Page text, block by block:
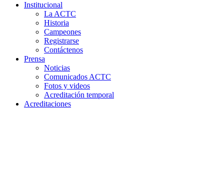
Institucional
La ACTC
Historia
Campeones
Registrarse
Contáctenos
Prensa
Noticias
Comunicados ACTC
Fotos y videos
Acreditación temporal
Acreditaciones